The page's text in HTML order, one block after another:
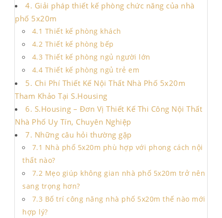
4. Giải pháp thiết kế phòng chức năng của nhà
phố 5x20m
4.1 Thiết kế phòng khách
4.2 Thiết kế phòng bếp
4.3 Thiết kế phòng ngủ người lớn
4.4 Thiết kế phòng ngủ trẻ em
5. Chi Phí Thiết Kế Nội Thất Nhà Phố 5x20m
Tham Khảo Tại S.Housing
6. S.Housing – Đơn Vị Thiết Kế Thi Công Nội Thất
Nhà Phố Uy Tín, Chuyên Nghiệp
7. Những câu hỏi thường gặp
7.1 Nhà phố 5x20m phù hợp với phong cách nội
thất nào?
7.2 Mẹo giúp không gian nhà phố 5x20m trở nên
sang trọng hơn?
7.3 Bố trí công năng nhà phố 5x20m thế nào mới
hợp lý?